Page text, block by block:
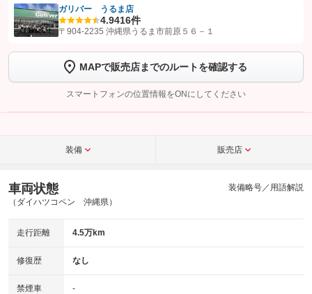
【STEP1】認証画面でグーネットを友だち追加してから「許可する」ボタンを押
トーク画面で
ボタンをタップして問い合わせを
完了してください。
こちら
ガリバー うるま店
4.9416件
〒904-2235 沖縄県うるま市前原５６－１
MAPで販売店までのルートを確認する
スマートフォンの位置情報をONにしてください
装備 販売店
車両状態
（ダイハツコペン 沖縄県）
装備略号／用語解説
走行距離 4.5万km
修復歴 なし
禁煙車 -